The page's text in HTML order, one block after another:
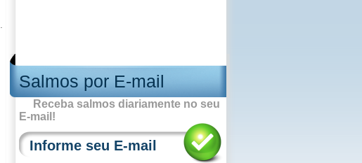
Salmos por E-mail
Receba salmos diariamente no seu
E-mail!